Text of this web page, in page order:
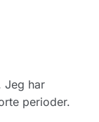
Jeg har
perioder.